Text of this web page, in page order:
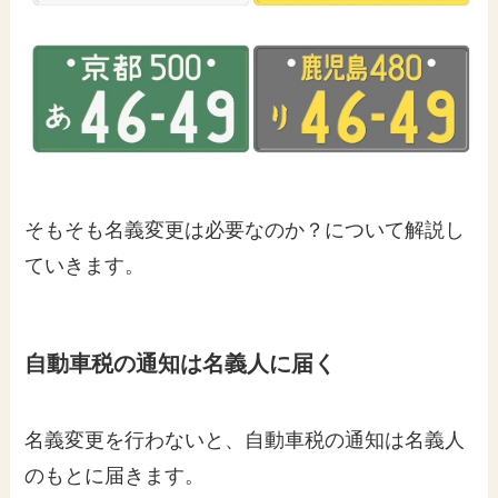
そもそも名義変更は必要なのか？について解説し
ていきます。
自動車税の通知は名義人に届く
名義変更を行わないと、自動車税の通知は名義人
のもとに届きます。